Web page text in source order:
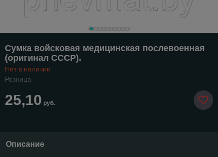
Сумка войсковая медицинская послевоенная
(оригинал СССР).
Нет в наличии
Розница
25,10 руб.
Описание